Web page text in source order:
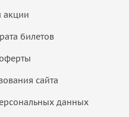
акции
билетов
сайта
данных